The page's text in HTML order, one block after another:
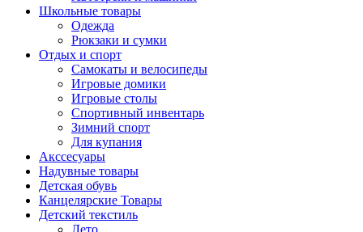
Школьные товары
Одежда
Рюкзаки и сумки
Отдых и спорт
Самокаты и велосипеды
Игровые домики
Игровые столы
Спортивный инвентарь
Зимний спорт
Для купания
Акссесуары
Надувные товары
Детская обувь
Канцелярские Товары
Детский текстиль
Лето